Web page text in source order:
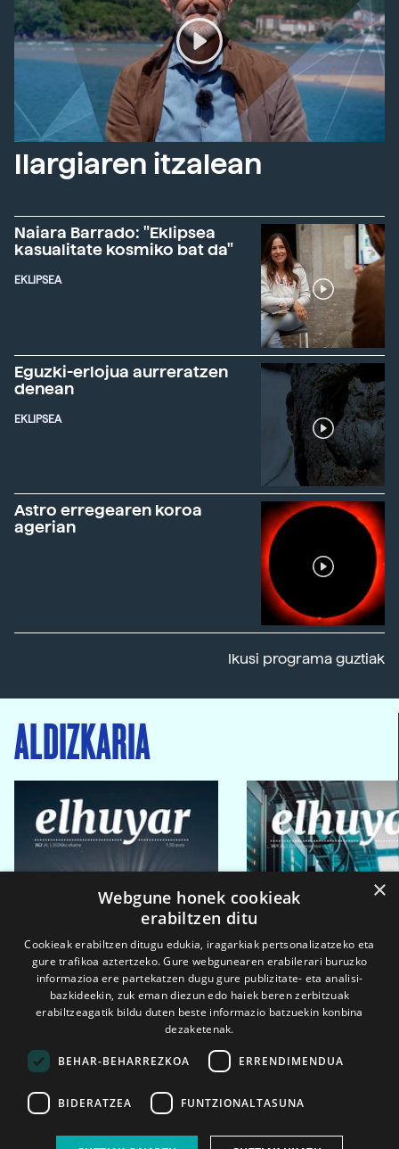
Ilargiaren itzalean
Naiara Barrado: "Eklipsea
kasualitate kosmiko bat da"
EKLIPSEA
Eguzki-erlojua aurreratzen
denean
EKLIPSEA
Astro erregearen koroa
agerian
Ikusi programa guztiak
ALDIZKARIA
2026ko eka. 1a 2026ko mar. 1a
×
Webgune honek cookieak
erabiltzen ditu
Cookieak erabiltzen ditugu edukia, iragarkiak pertsonalizatzeko eta
gure trafikoa aztertzeko. Gure webgunearen erabilerari buruzko
informazioa ere partekatzen dugu gure publizitate- eta analisi-
bazkideekin, zuk eman diezun edo haiek beren zerbitzuak
erabiltzeagatik bildu duten beste informazio batzuekin konbina
dezaketenak.
BEHAR-BEHARREZKOA ERRENDIMENDUA
BIDERATZEA FUNTZIONALTASUNA